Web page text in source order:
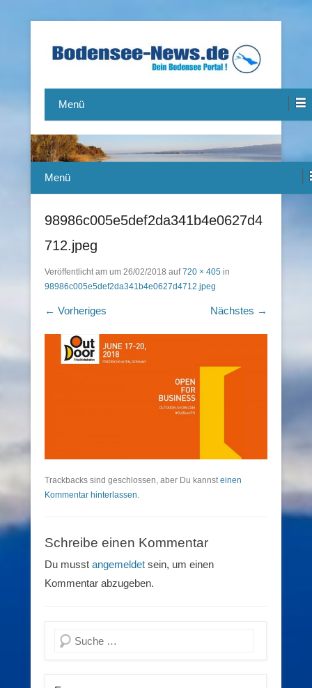
Bodensee-News.de
Menü
Menü
98986c005e5def2da341b4e0627d4
712.jpeg
Veröffentlicht am um 26/02/2018 auf720 × 405 in
98986c005e5def2da341b4e0627d4712.jpeg
← Vorheriges Nächstes →
Trackbacks sind geschlossen, aber Du kannsteinen
Kommentar hinterlassen.
Schreibe einen Kommentar
Du musst angemeldet sein, um einen
Kommentar abzugeben.
Suchen